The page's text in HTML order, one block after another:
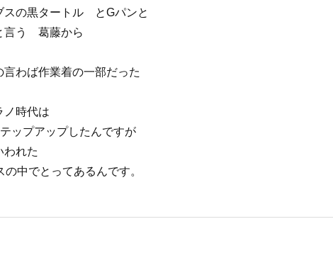
の黒タートル とGパンと
言う 葛藤から
わば作業着の一部だった
時代は
ップアップしたんですが
われた
中でとってあるんです。